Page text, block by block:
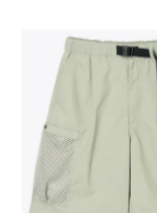
SALE品はこちら
INFORMATIOM
ご利用ガイド